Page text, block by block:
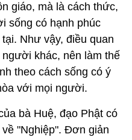
giáo, mà là cách thức,
sống có hạnh phúc
Như vậy, điều quan
khác, nên làm thế
theo cách sống có ý
với mọi người.
bà Huệ, đạo Phật có
"Nghiệp". Đơn giản